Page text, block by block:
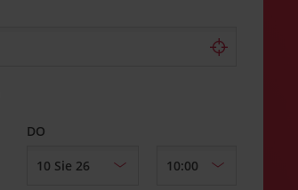
DO